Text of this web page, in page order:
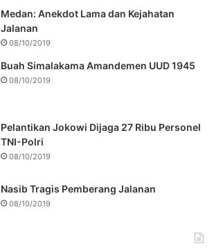
Medan: Anekdot Lama dan Kejahatan
Jalanan
08/10/2019
Buah Simalakama Amandemen UUD 1945
08/10/2019
Pelantikan Jokowi Dijaga 27 Ribu Personel
TNI-Polri
08/10/2019
Nasib Tragis Pemberang Jalanan
08/10/2019